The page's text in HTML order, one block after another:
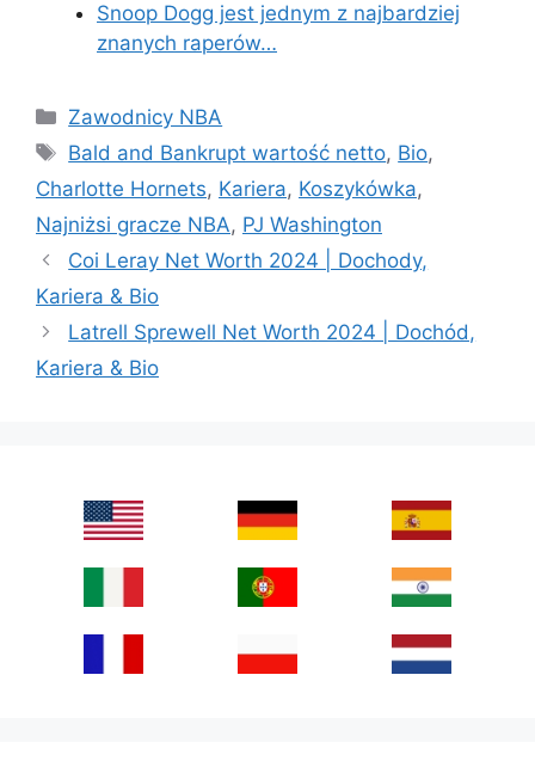
Snoop Dogg jest jednym z najbardziej
znanych raperów…
Categories
Zawodnicy NBA
Tags
Bald and Bankrupt wartość netto, Bio,
Charlotte Hornets, Kariera, Koszykówka,
Najniżsi gracze NBA, PJ Washington
Coi Leray Net Worth 2024 | Dochody,
Kariera & Bio
Latrell Sprewell Net Worth 2024 | Dochód,
Kariera & Bio